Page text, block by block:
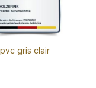
gris clair